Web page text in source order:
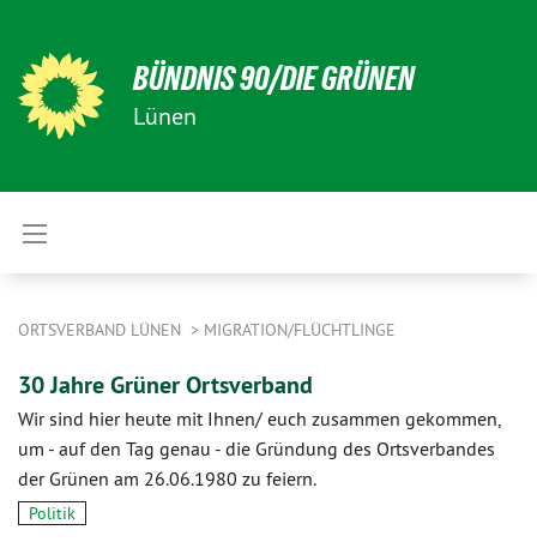
BÜNDNIS 90/DIE GRÜNEN
Lünen
ORTSVERBAND LÜNEN MIGRATION/FLÜCHTLINGE
30 Jahre Grüner Ortsverband
Wir sind hier heute mit Ihnen/ euch zusammen gekommen,
um - auf den Tag genau - die Gründung des Ortsverbandes
der Grünen am 26.06.1980 zu feiern.
Politik